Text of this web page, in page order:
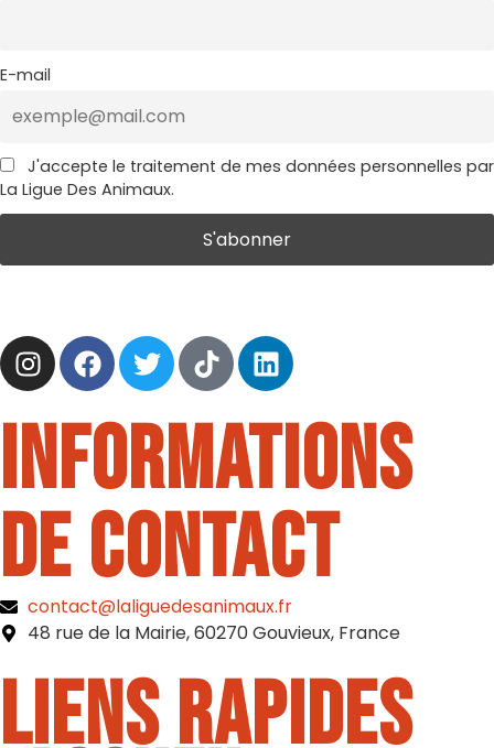
E-mail
J'accepte le traitement de mes données personnelles par
La Ligue Des Animaux.
Informations
de contact
contact@laliguedesanimaux.fr
48 rue de la Mairie, 60270 Gouvieux, France
Liens rapides